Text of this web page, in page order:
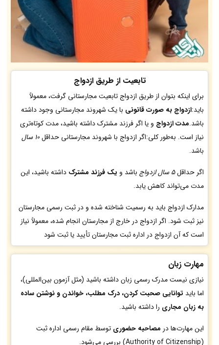
تابعیت از طریق ازدواج
برای اینکه بتوان از طریق ازدواج تابعیت مجارستانی گرفت، معمولاً
باید:ازدواج به صورت قانونی با یک شهروند مجارستانی وجود داشته
باشد.مدت ازدواج و یا اگر فرزند مشترک داشته باشید، مدت کوتاه‌تری
نیاز است. به‌طور کلی:اگر ازدواج با شهروند مجارستانی حداقل10 سال
باشد.
اگر حداقل5 سال ازدواج باشد و یک فرزند مشترک داشته باشید، این
مدت می‌تواند کاهش یابد.
مدارک ازدواج باید به رسمیت شناخته شده و در ثبت رسمی مجارستان
نیز ثبت شود. اگر ازدواج در خارج از مجارستان انجام شده، معمولاً نیاز
است که آن ازدواج در اداره ثبت مجارستان تأیید یا ثبت شود
مهارت زبان
نیازی نیست مدرک رسمی زبان داشته باشید (مثل آزمون بین‌المللی)،
اما باید توانایی صحبت کردن، درک مطلب، خواندن و نوشتن ساده
به زبان مجاری را داشته باشید.
این مهارت‌ها در مصاحبه حضوری توسط مقام رسمی اداره ثبت
(Authority of Citizenship) بررسی می‌شود.